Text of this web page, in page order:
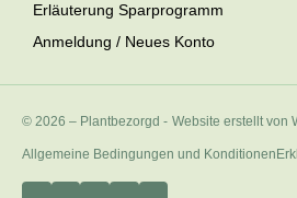
Erläuterung Sparprogramm
Anmeldung / Neues Konto
© 2026 – Plantbezorgd - Website erstellt von
Allgemeine Bedingungen und Konditionen